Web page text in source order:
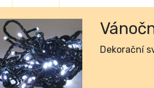
Dekorační